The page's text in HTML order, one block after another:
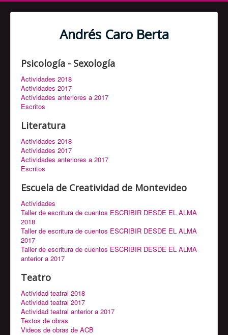
Andrés Caro Berta
Psicología - Sexología
Actividades 2018
Actividades 2017
Actividades anteriores a 2017
Escritos
Literatura
Actividades 2018
Actividades 2017
Actividades anteriores a 2017
Escritos
Escuela de Creatividad de Montevideo
Actividades
Taller de escritura de cuentos ESCRIBIR DESDE EL ALMA
2018
Taller de escritura de cuentos ESCRIBIR DESDE EL ALMA
2017
Taller de escritura de cuentos ESCRIBIR DESDE EL ALMA
anterior a 2017
Teatro
Actividad teatral 2018
Actividad teatral 2017
Actividad teatral anterior a 2017
Textos de obras
Videos de obras de ACB